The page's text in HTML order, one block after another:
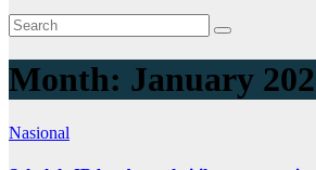
Month: January
Nasional